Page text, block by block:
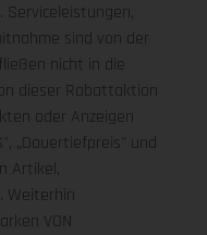
sind von der
nicht in die
dieser Rabattaktion
oder Anzeigen
„Dauertiefpreis" und
Artikel,
Weiterhin
VON